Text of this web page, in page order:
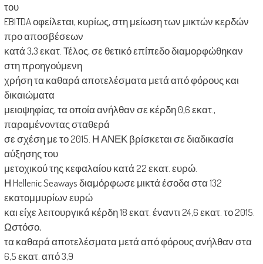
του
EBITDA οφείλεται, κυρίως, στη μείωση των μικτών κερδών
προ αποσβέσεων
κατά 3,3 εκατ. Τέλος, σε θετικό επίπεδο διαμορφώθηκαν
στη προηγούμενη
χρήση τα καθαρά αποτελέσματα μετά από φόρους και
δικαιώματα
μειοψηφίας, τα οποία ανήλθαν σε κέρδη 0,6 εκατ.,
παραμένοντας σταθερά
σε σχέση με το 2015. Η ΑΝΕΚ βρίσκεται σε διαδικασία
αύξησης του
μετοχικού της κεφαλαίου κατά 22 εκατ. ευρώ.
Η Hellenic Seaways διαμόρφωσε μικτά έσοδα στα 132
εκατομμυρίων ευρώ
και είχε λειτουργικά κέρδη 18 εκατ. έναντι 24,6 εκατ. το 2015.
Ωστόσο,
τα καθαρά αποτελέσματα μετά από φόρους ανήλθαν στα
6,5 εκατ. από 3,9